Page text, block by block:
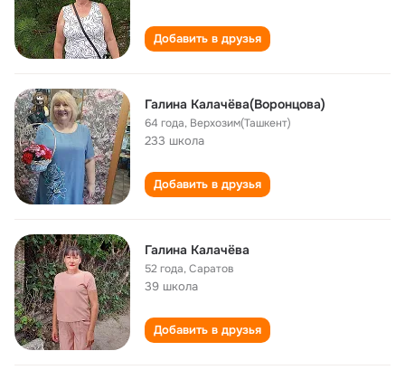
Добавить в друзья
Галина Калачёва(Воронцова)
64 года, Верхозим(Ташкент)
233 школа
Добавить в друзья
Галина Калачёва
52 года,Саратов
39 школа
Добавить в друзья